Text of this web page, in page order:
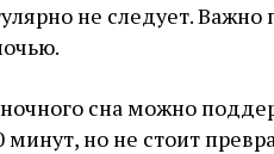
не следует. Важно
сна можно
но не стоит